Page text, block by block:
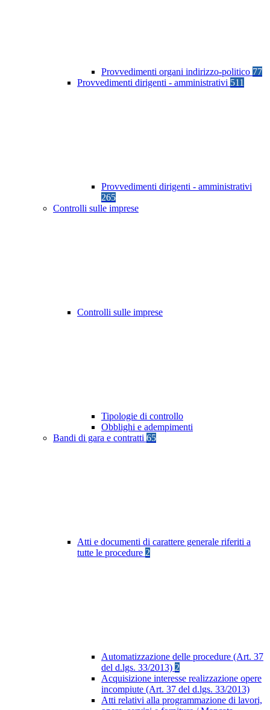
Provvedimenti organi indirizzo-politico 77
Provvedimenti dirigenti - amministrativi 511
Provvedimenti dirigenti - amministrativi
265
Controlli sulle imprese
Controlli sulle imprese
Tipologie di controllo
Obblighi e adempimenti
Bandi di gara e contratti 65
Atti e documenti di carattere generale riferiti a
tutte le procedure 2
Automatizzazione delle procedure (Art. 37
del d.lgs. 33/2013) 2
Acquisizione interesse realizzazione opere
incompiute (Art. 37 del d.lgs. 33/2013)
Atti relativi alla programmazione di lavori,